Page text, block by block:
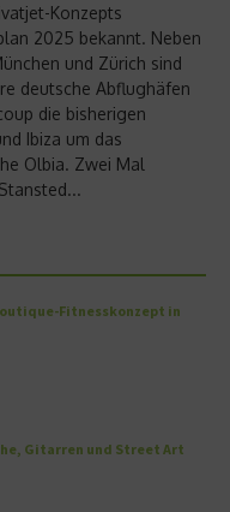
Konzepts
2025 bekannt. Neben
und Zürich sind
deutsche Abflughäfen
die bisherigen
Ibiza um das
Olbia. Zwei Mal
Fitnesskonzept in
Gitarren und Street Art